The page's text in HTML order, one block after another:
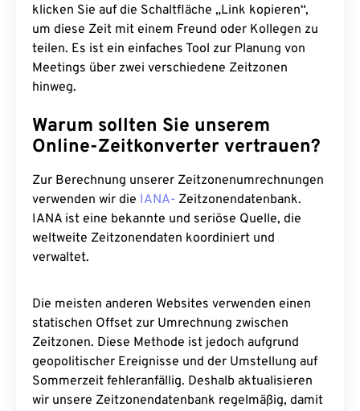
klicken Sie auf die Schaltfläche „Link kopieren“,
um diese Zeit mit einem Freund oder Kollegen zu
teilen. Es ist ein einfaches Tool zur Planung von
Meetings über zwei verschiedene Zeitzonen
hinweg.
Warum sollten Sie unserem
Online-Zeitkonverter vertrauen?
Zur Berechnung unserer Zeitzonenumrechnungen
verwenden wir die IANA- Zeitzonendatenbank.
IANA ist eine bekannte und seriöse Quelle, die
weltweite Zeitzonendaten koordiniert und
verwaltet.
Die meisten anderen Websites verwenden einen
statischen Offset zur Umrechnung zwischen
Zeitzonen. Diese Methode ist jedoch aufgrund
geopolitischer Ereignisse und der Umstellung auf
Sommerzeit fehleranfällig. Deshalb aktualisieren
wir unsere Zeitzonendatenbank regelmäßig, damit